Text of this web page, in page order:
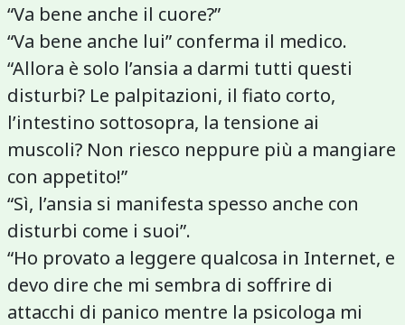
“Va bene anche il cuore?”
“Va bene anche lui” conferma il medico.
“Allora è solo l’ansia a darmi tutti questi
disturbi? Le palpitazioni, il fiato corto,
l’intestino sottosopra, la tensione ai
muscoli? Non riesco neppure più a mangiare
con appetito!”
“Sì, l’ansia si manifesta spesso anche con
disturbi come i suoi”.
“Ho provato a leggere qualcosa in Internet, e
devo dire che mi sembra di soffrire di
attacchi di panico mentre la psicologa mi